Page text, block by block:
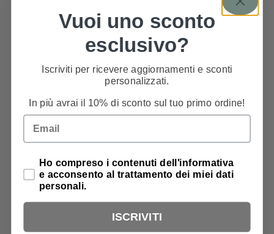
%
2 0%
Recensioni 0
Vuoi uno sconto
esclusivo?
Iscriviti per ricevere aggiornamenti e sconti
personalizzati.
In più avrai il 10% di sconto sul tuo primo ordine!
Email
Privacy Policy
Ho compreso i contenuti dell'informativa
e acconsento al trattamento dei miei dati
personali.
ISCRIVITI